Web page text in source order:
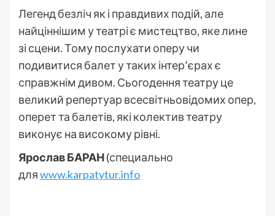
Легенд безліч як і правдивих подій, але
найціннішим у театрі є мистецтво, яке лине
зі сцени. Тому послухати оперу чи
подивитися балет у таких інтер’єрах є
справжнім дивом. Сьогодення театру це
великий репертуар всесвітньовідомих опер,
оперет та балетів, які колектив театру
виконує на високому рівні.
Ярослав БАРАН(специально
дляwww.karpatytur.info